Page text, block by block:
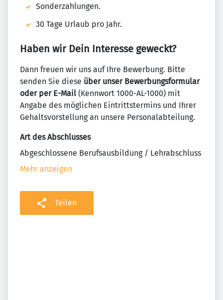
Sonderzahlungen.
30 Tage Urlaub pro Jahr.
Haben wir Dein Interesse geweckt?
Dann freuen wir uns auf Ihre Bewerbung. Bitte
senden Sie diese über unser Bewerbungsformular
oder per E-Mail (Kennwort 1000-AL-1000) mit
Angabe des möglichen Eintrittstermins und Ihrer
Gehaltsvorstellung an unsere Personalabteilung.
Art des Abschlusses
Abgeschlossene Berufsausbildung / Lehrabschluss
Mehr anzeigen
Teilen